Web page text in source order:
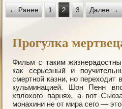
← Ранее 1 2 3 Далее →
Прогулка
Фильм с таким
как серьезный и
смертной казни, но переходит
кульминацией. Шон Пенн
«плохого парня», а вот
монахини не от мира сего —